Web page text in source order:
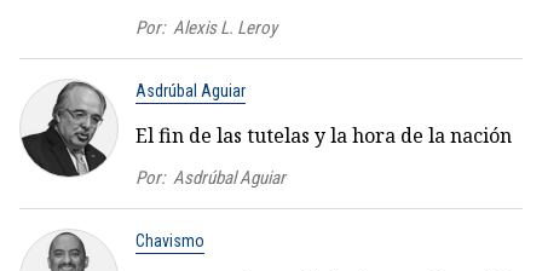
Por: Alexis L. Leroy
Asdrúbal Aguiar
El fin de las tutelas y la hora de la nación
Por: Asdrúbal Aguiar
Chavismo